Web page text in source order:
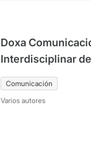
Doxa
Interdisciplinar
Comunicación y
Nº38 enero-junio
Comunicación
Varios autores